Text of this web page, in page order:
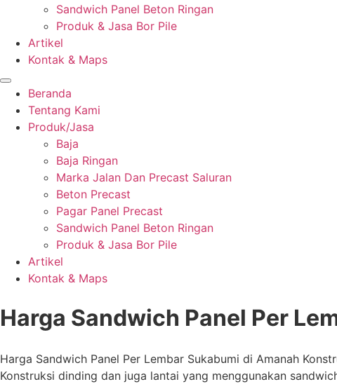
Sandwich Panel Beton Ringan
Produk & Jasa Bor Pile
Artikel
Kontak & Maps
Beranda
Tentang Kami
Produk/Jasa
Baja
Baja Ringan
Marka Jalan Dan Precast Saluran
Beton Precast
Pagar Panel Precast
Sandwich Panel Beton Ringan
Produk & Jasa Bor Pile
Artikel
Kontak & Maps
Harga Sandwich Panel Per
Harga Sandwich Panel Per Lembar Sukabumi di Amanah
Konstruksi dinding dan juga lantai yang menggunakan